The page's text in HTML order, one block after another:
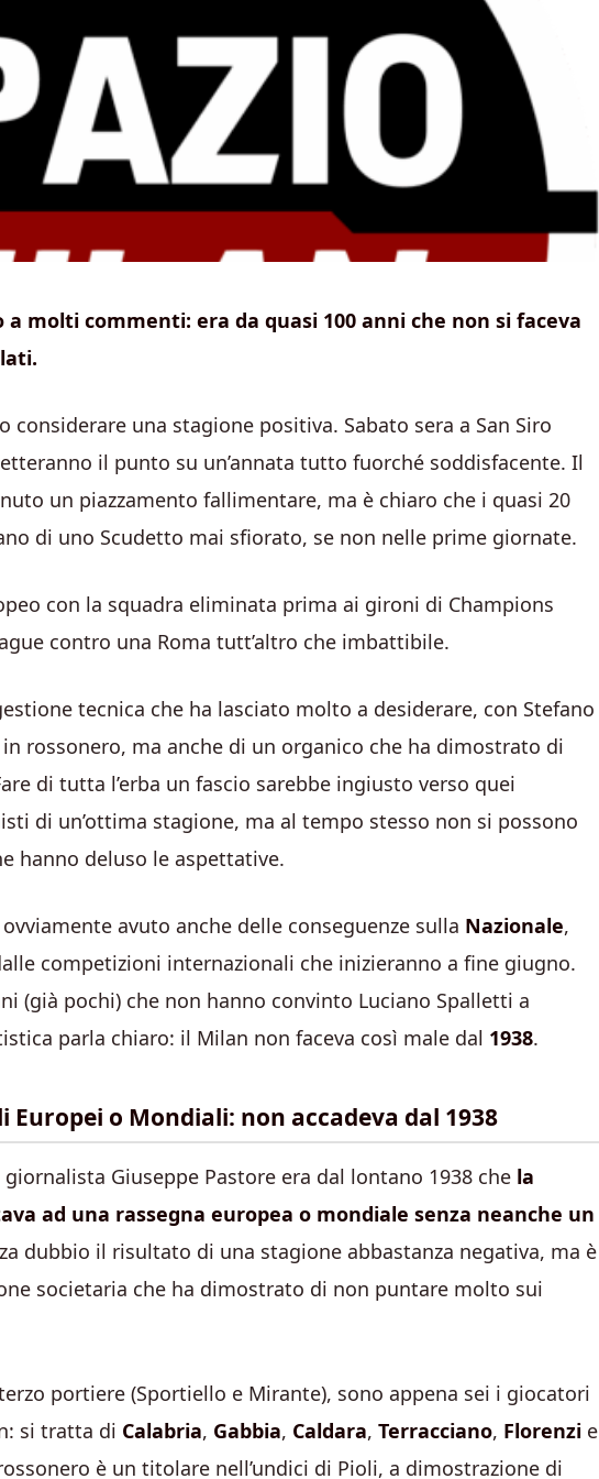
molti commenti: era da quasi 100 anni che non si faceva
considerare una stagione positiva. Sabato sera a San Siro
il punto su un’annata tutto fuorché soddisfacente. Il
un piazzamento fallimentare, ma è chiaro che i quasi 20
di uno Scudetto mai sfiorato, se non nelle prime giornate.
con la squadra eliminata prima ai gironi di Champions
contro una Roma tutt’altro che imbattibile.
tecnica che ha lasciato molto a desiderare, con Stefano
rossonero, ma anche di un organico che ha dimostrato di
di tutta l’erba un fascio sarebbe ingiusto verso quei
di un’ottima stagione, ma al tempo stesso non si possono
hanno deluso le aspettative.
avuto anche delle conseguenze sulla Nazionale,
competizioni internazionali che inizieranno a fine giugno.
(già pochi) che non hanno convinto Luciano Spalletti a
parla chiaro: il Milan non faceva così male dal 1938.
o Mondiali: non accadeva dal 1938
Giuseppe Pastore era dal lontano 1938 che la
ad una rassegna europea o mondiale senza neanche un
dubbio il risultato di una stagione abbastanza negativa, ma è
societaria che ha dimostrato di non puntare molto sui
portiere (Sportiello e Mirante), sono appena sei i giocatori
si tratta di Calabria, Gabbia, Caldara, Terracciano, Florenzi e
è un titolare nell’undici di Pioli, a dimostrazione di